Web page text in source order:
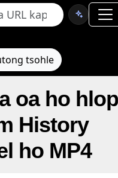
tsohle
oa ho
History
ho MP4